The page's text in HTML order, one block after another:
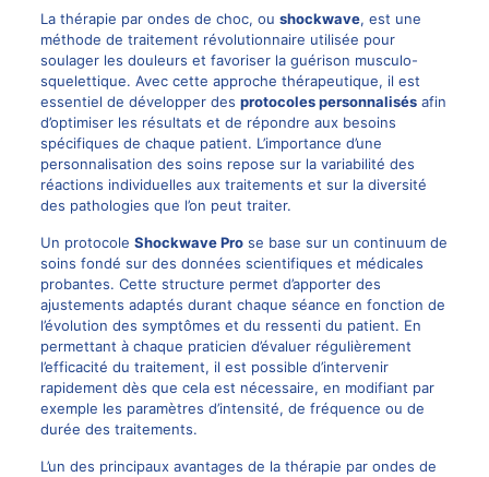
La thérapie par ondes de choc, ou shockwave, est une
méthode de traitement révolutionnaire utilisée pour
soulager les douleurs et favoriser la guérison musculo-
squelettique. Avec cette approche thérapeutique, il est
essentiel de développer des protocoles personnalisésafin
d’optimiser les résultats et de répondre aux besoins
spécifiques de chaque patient. L’importance d’une
personnalisation des soins repose sur la variabilité des
réactions individuelles aux traitements et sur la diversité
des pathologies que l’on peut traiter.
Un protocole Shockwave Prose base sur un continuum de
soins fondé sur des données scientifiques et médicales
probantes. Cette structure permet d’apporter des
ajustements adaptés durant chaque séance en fonction de
l’évolution des symptômes et du ressenti du patient. En
permettant à chaque praticien d’évaluer régulièrement
l’efficacité du traitement, il est possible d’intervenir
rapidement dès que cela est nécessaire, en modifiant par
exemple les paramètres d’intensité, de fréquence ou de
durée des traitements.
L’un des principaux avantages de la thérapie par ondes de